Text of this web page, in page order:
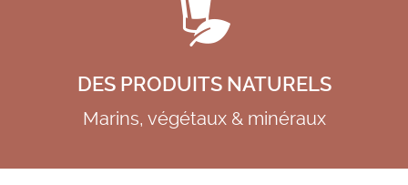
DES PRODUITS NATURELS
Marins, végétaux & minéraux